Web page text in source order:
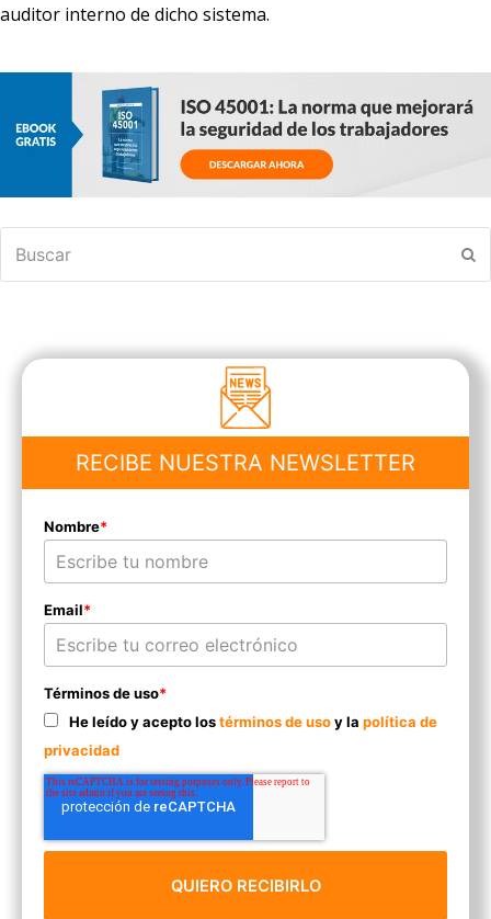
auditor interno de dicho sistema.
RECIBE NUESTRA NEWSLETTER
Nombre*
Email*
Términos de uso*
He leído y acepto lostérminos de usoy la política de
privacidad